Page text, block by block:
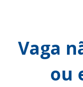
Vaga
ou